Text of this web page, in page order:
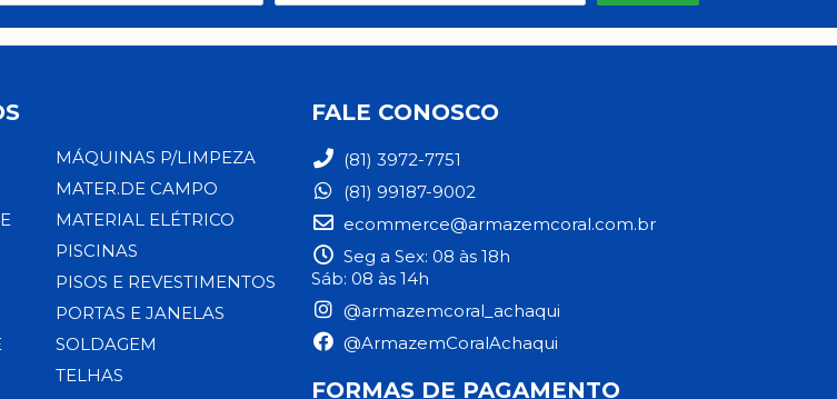
MÁQUINAS P/LIMPEZA
MATER.DE CAMPO
MATERIAL ELÉTRICO
PISCINAS
PISOS E REVESTIMENTOS
PORTAS E JANELAS
SOLDAGEM
TELHAS
FALE CONOSCO
(81) 3972-7751
(81) 99187-9002
ecommerce@armazemcoral.com.br
Seg a Sex: 08 às 18h
Sáb: 08 às 14h
@armazemcoral_achaqui
@ArmazemCoralAchaqui
FORMAS DE PAGAMENTO